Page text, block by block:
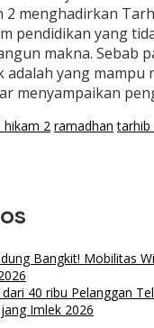
2 menghadirkan
pendidikan yang
makna. Sebab
yang mampu
menyampaikan
hikam 2 ramadhan tarhib
Bangkit! Mobilitas
dari 40 ribu Pelanggan
Imlek 2026